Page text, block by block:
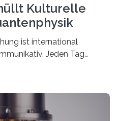
Kulturelle
ist international
Jeden Tag
zusammenarbeiten. Neue
Dies ist der Alltag in